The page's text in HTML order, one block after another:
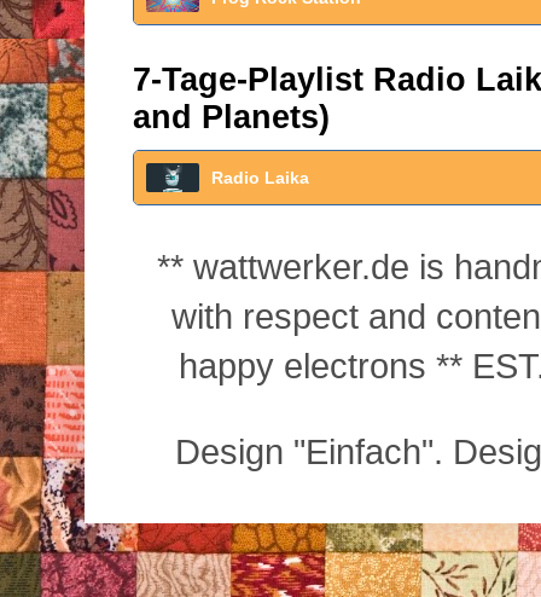
7-Tage-Playlist Radio
and Planets)
Radio Laika
** wattwerker.de is
with respect and
happy electrons **
Design "Einfach".